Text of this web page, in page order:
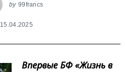
by 99francs
15.04.2025
Впервые БФ «Жизнь в